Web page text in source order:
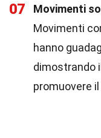
07
Movimenti
Movimenti
hanno
dimostrando
promuovere